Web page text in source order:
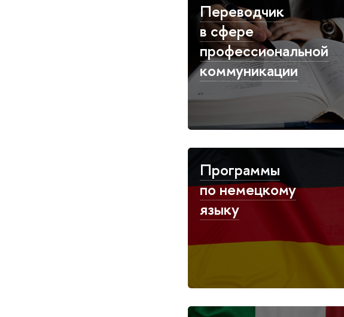
Переводчик
в сфере
профессиональной
коммуникации
Программы
по немецкому
языку